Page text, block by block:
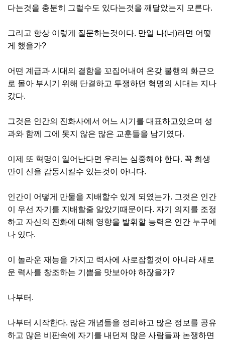
다는것을 충분히 그럴수도 있다는것을 깨달았는지 모른다.
그리고 항상 이렇게 질문하는것이다. 만일 나(너)라면 어떻
게 했을가?
어떤 계급과 시대의 결함을 꼬집어내여 온갖 불행의 화근으
로 몰아 부시기 위해 단결하고 투쟁하던 혁명의 시대는 지나
갔다.
그것은 인간의 진화사에서 어느 시기를 대표하고있으며 성
과와 함께 그에 못지 않은 많은 교훈들을 남기였다.
이제 또 혁명이 일어난다면 우리는 심중해야 한다. 꼭 희생
만이 신을 감동시킬수 있는것이 아니다.
인간이 어떻게 만물을 지배할수 있게 되였는가. 그것은 인간
이 우선 자기를 지배할줄 알았기때문이다. 자기 의지를 조정
하고 자신의 진화에 대해 영향을 발휘할 능력은 인간 누구에
나 있다.
이 놀라운 재능을 가지고 력사에 사로잡힐것이 아니라 새로
운 력사를 창조하는 기쁨을 맛보아야 하잖을가?
나부터.
나부터 시작한다. 많은 개념들을 정리하고 많은 정보를 공유
하고 많은 비판속에 자기를 내던져 많은 사람들과 논쟁하면